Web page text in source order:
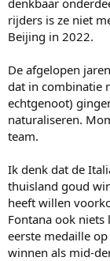
denkbaar
rijders is ze niet
Beijing in 2022.
De afgelopen
dat in combinatie
echtgenoot)
naturaliseren.
team.
Ik denk dat de
thuisland goud
heeft willen
Fontana ook
eerste medaille
winnen als mid-